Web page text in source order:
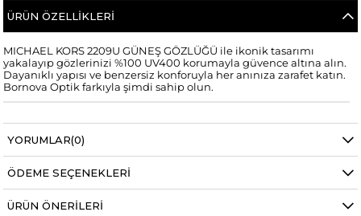
ÜRÜN ÖZELLIKLERI
MICHAEL KORS 2209U GÜNEŞ GÖZLÜĞÜ ile ikonik tasarımı
yakalayıp gözlerinizi %100 UV400 korumayla güvence altına alın.
Dayanıklı yapısı ve benzersiz konforuyla her anınıza zarafet katın.
Bornova Optik farkıyla şimdi sahip olun.
YORUMLAR(0)
ÖDEME SEÇENEKLERI
ÜRÜN ÖNERILERI